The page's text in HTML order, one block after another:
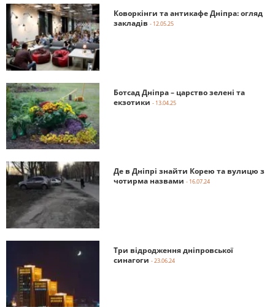
Коворкінги та антикафе Дніпра: огляд
закладів - 12.05.25
Ботсад Дніпра – царство зелені та
екзотики - 13.04.25
Де в Дніпрі знайти Корею та вулицю з
чотирма назвами - 16.07.24
Три відродження дніпровської
синагоги - 23.06.24